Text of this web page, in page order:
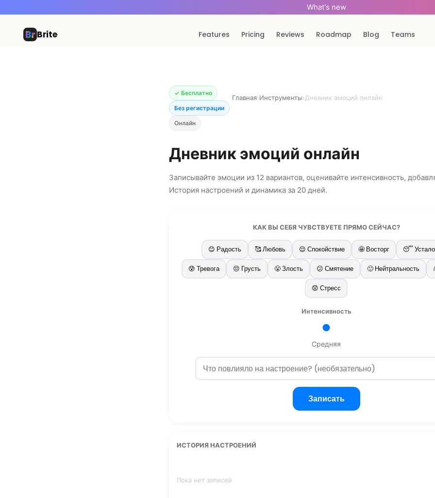
What's new
Brite Features Pricing Reviews Roadmap Blog Teams
Главная›Инструменты›Дневник эмоций онлайн
✓ Бесплатно
Без регистрации
Онлайн
Дневник эмоций онлайн
Записывайте эмоции из 12 вариантов, оценивайте интенсивность,
История настроений и динамика за 20 дней.
КАК ВЫ СЕБЯ ЧУВСТВУЕТЕ ПРЯМО СЕЙЧАС?
😊 Радость 🥰 Любовь 😌 Спокойствие 🤩 Восторг 😴
😰 Тревога 😔 Грусть 😤 Злость 😕 Смятение 🙂 Нейтральность
😟 Стресс
Интенсивность
Средняя
Записать
ИСТОРИЯ НАСТРОЕНИЙ
Пока нет записей